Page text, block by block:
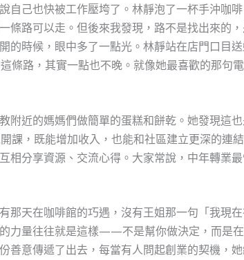
自己也快被工作壓垮了。林靜泡了一杯手沖咖
條路可以走。但後來我發現，路不是找出來的
的時候，眼中多了一點光。林靜站在店門口目
路，其實一點也不晚。就像她最喜歡的那句
附近的媽媽們做簡單的蛋糕和餅乾。她發現這
，既能增加收入，也能和社區建立更深的連
相分享資源、交流心得。大家常說，中年轉業
那天在咖啡館的巧遇，沒有王姐那一句「我現
力量往往就是這樣——不是幫你做決定，而是
善意傳遞了出去，每當有人問起創業的契機，